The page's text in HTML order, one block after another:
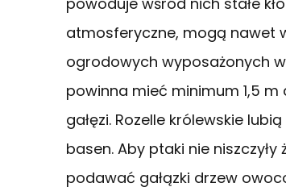
atmosferyczne, mogą nawet
ogrodowych wyposażonych
powinna mieć minimum 1,5
gałęzi. Rozelle królewskie
basen. Aby ptaki nie
podawać gałązki drzew